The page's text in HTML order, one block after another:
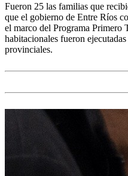
Fueron 25 las familias que
que el gobierno de Entre Ríos
el marco del Programa Primero
habitacionales fueron
provinciales.